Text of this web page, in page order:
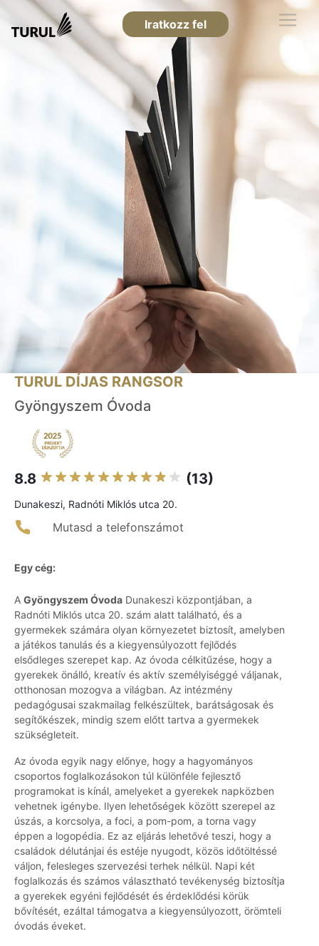
Iratkozz fel
TURUL DÍJAS RANGSOR
Gyöngyszem Óvoda
8.8 (13)
Dunakeszi, Radnóti Miklós utca 20.
Mutasd a telefonszámot
Egy cég:
A Gyöngyszem Óvoda Dunakeszi központjában, a
Radnóti Miklós utca 20. szám alatt található, és a
gyermekek számára olyan környezetet biztosít, amelyben
a játékos tanulás és a kiegyensúlyozott fejlődés
elsődleges szerepet kap. Az óvoda célkitűzése, hogy a
gyerekek önálló, kreatív és aktív személyiséggé váljanak,
otthonosan mozogva a világban. Az intézmény
pedagógusai szakmailag felkészültek, barátságosak és
segítőkészek, mindig szem előtt tartva a gyermekek
szükségleteit.
Az óvoda egyik nagy előnye, hogy a hagyományos
csoportos foglalkozásokon túl különféle fejlesztő
programokat is kínál, amelyeket a gyerekek napközben
vehetnek igénybe. Ilyen lehetőségek között szerepel az
úszás, a korcsolya, a foci, a pom-pom, a torna vagy
éppen a logopédia. Ez az eljárás lehetővé teszi, hogy a
családok délutánjai és estéje nyugodt, közös időtöltéssé
váljon, felesleges szervezési terhek nélkül. Napi két
foglalkozás és számos választható tevékenység biztosítja
a gyerekek egyéni fejlődését és érdeklődési körük
bővítését, ezáltal támogatva a kiegyensúlyozott, örömteli
óvodás éveket.